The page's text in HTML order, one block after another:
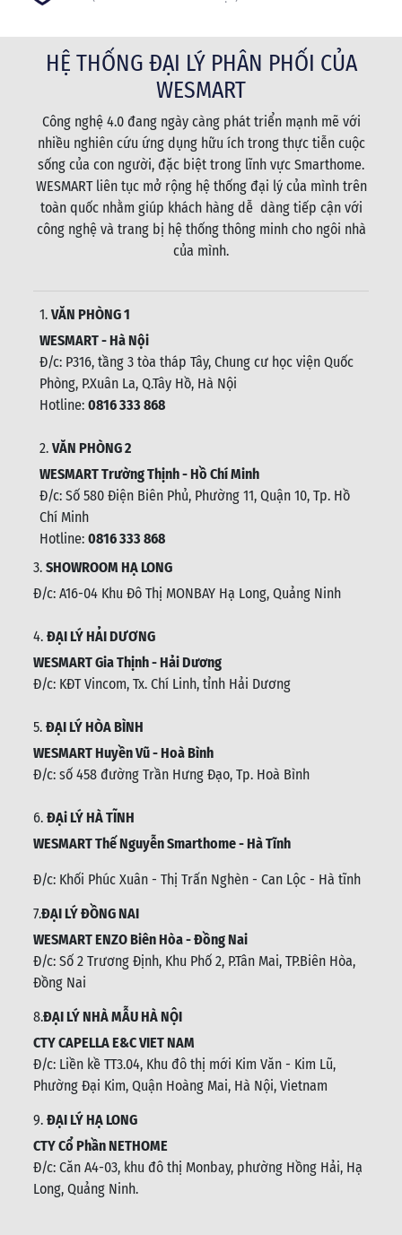
HỆ THỐNG ĐẠI LÝ PHÂN PHỐI CỦA
WESMART
Công nghệ 4.0 đang ngày càng phát triển mạnh mẽ với
nhiều nghiên cứu ứng dụng hữu ích trong thực tiễn cuộc
sống của con người, đặc biệt trong lĩnh vực Smarthome.
WESMART liên tục mở rộng hệ thống đại lý của mình trên
toàn quốc nhằm giúp khách hàng dễ dàng tiếp cận với
công nghệ và trang bị hệ thống thông minh cho ngôi nhà
của mình.
1. VĂN PHÒNG 1
WESMART - Hà Nội
Đ/c: P316, tầng 3 tòa tháp Tây, Chung cư học viện Quốc
Phòng, P.Xuân La, Q.Tây Hồ, Hà Nội
Hotline: 0816 333 868
2. VĂN PHÒNG 2
WESMART Trường Thịnh - Hồ Chí Minh
Đ/c: Số 580 Điện Biên Phủ, Phường 11, Quận 10, Tp. Hồ
Chí Minh
Hotline: 0816 333 868
3. SHOWROOM HẠ LONG
Đ/c: A16-04 Khu Đô Thị MONBAY Hạ Long, Quảng Ninh
4. ĐẠI LÝ HẢI DƯƠNG
WESMART Gia Thịnh - Hải Dương
Đ/c: KĐT Vincom, Tx. Chí Linh, tỉnh Hải Dương
5. ĐẠI LÝ HÒA BÌNH
WESMART Huyền Vũ - Hoà Bình
Đ/c: số 458 đường Trần Hưng Đạo, Tp. Hoà Bình
6. ĐẠi LÝ HÀ TĨNH
WESMART Thế Nguyễn Smarthome - Hà Tĩnh
Đ/c: Khối Phúc Xuân - Thị Trấn Nghèn - Can Lộc - Hà tĩnh
7.ĐẠI LÝ ĐỒNG NAI
WESMART ENZO Biên Hòa - Đồng Nai
Đ/c: Số 2 Trương Định, Khu Phố 2, P.Tân Mai, TP.Biên Hòa,
Đồng Nai
8.ĐẠI LÝ NHÀ MẪU HÀ NỘI
CTY CAPELLA E&C VIET NAM
Đ/c: Liền kề TT3.04, Khu đô thị mới Kim Văn - Kim Lũ,
Phường Đại Kim, Quận Hoàng Mai, Hà Nội, Vietnam
9. ĐẠI LÝ HẠ LONG
CTY Cổ Phần NETHOME
Đ/c: Căn A4-03, khu đô thị Monbay, phường Hồng Hải, Hạ
Long, Quảng Ninh.